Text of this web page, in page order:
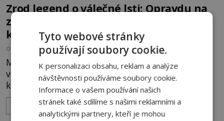
Zrod legend o válečné lsti: Opravdu na
zmatení nepřítele vypouštěli vypasené
králíky?
OD HELENA STEJSKALOVÁ 3.8.2026 3.0TIS
Město Langenau obléhá ve 14. století nepřátelské
vojsko, zásoby docházejí a obránci stojí na pokraji
kapitulace. Přesto nakonec zvítězí chytrost nad
hrubou silou. Podle staré německé legendy vypustí
obyvatelé za hradby dobře živeného králíka, aby
ZOBRAZIT VÍCE
Tyto webové stránky
používají soubory cookie.
K personalizaci obsahu, reklam a analýze
návštěvnosti používáme soubory cookie.
Informace o vašem používání našich
stránek také sdílíme s našimi reklamními a
analytickými partnery, kteří je mohou